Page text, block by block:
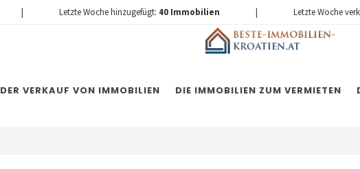
| Letzte Woche hinzugefügt: 40 Immobilien | Letzte Woche
DER VERKAUF VON IMMOBILIEN DIE IMMOBILIEN ZUM VERMIETEN